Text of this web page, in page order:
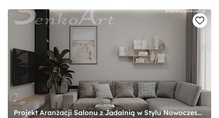
Projekt Aranżacji Salonu z Jadalnią w Stylu Nowoczesnym - zdjęcie od SenkoArt Design